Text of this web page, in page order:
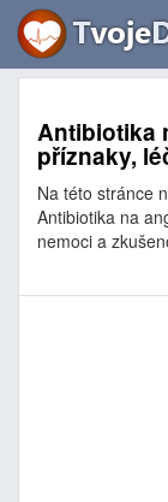
Antibiotika
příznaky,
Na této stránce
Antibiotika na
nemoci a